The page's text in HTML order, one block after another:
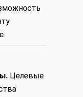
Целевые